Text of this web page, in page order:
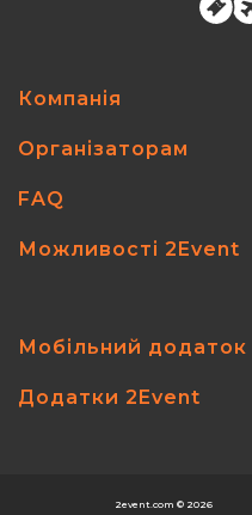
Компанія
Організаторам
FAQ
Можливості 2Event
Мобільний додаток
Додатки 2Event
2event.com © 2026